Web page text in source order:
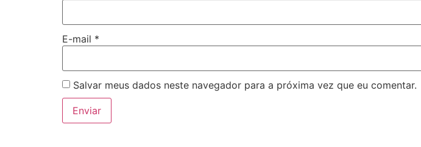
E-mail *
Salvar meus dados neste navegador para a próxima vez que eu comentar.